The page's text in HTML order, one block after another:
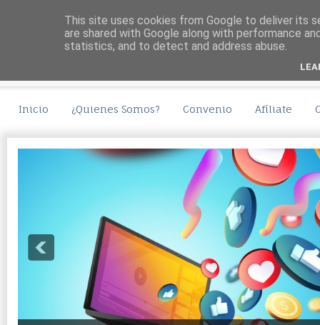
Inicio ¿Quienes Somos? Convenio Afíliate
This site uses cookies from Google to deliver its
are shared with Google along with performance
statistics, and to detect and address abuse.